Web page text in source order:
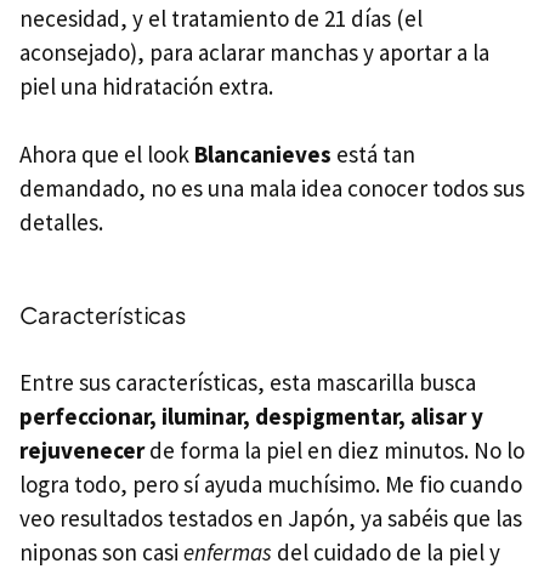
necesidad, y el tratamiento de 21 días (el
aconsejado), para aclarar manchas y aportar a la
piel una hidratación extra.
Ahora que el look Blancanieves está tan
demandado, no es una mala idea conocer todos sus
detalles.
Características
Entre sus características, esta mascarilla busca
perfeccionar, iluminar, despigmentar, alisar y
rejuvenecerde forma la piel en diez minutos. No lo
logra todo, pero sí ayuda muchísimo. Me fio cuando
veo resultados testados en Japón, ya sabéis que las
niponas son casi enfermas del cuidado de la piel y